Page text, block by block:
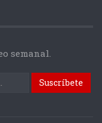
semanal.